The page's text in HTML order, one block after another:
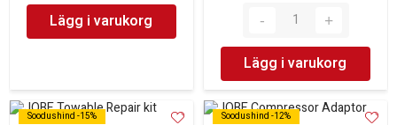
Lägg i varukorg
Lägg i varukorg
Soodushind -15%
Soodushind -15%
Soodushind -12%
Soodushind -12%